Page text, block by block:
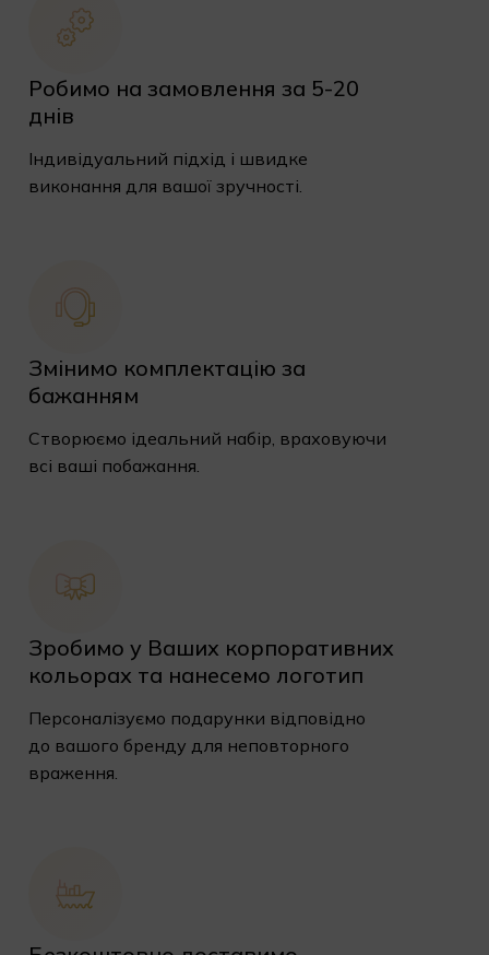
Робимо на замовлення за 5-20
днів
Індивідуальний підхід і швидке
виконання для вашої зручності.
Змінимо комплектацію за
бажанням
Створюємо ідеальний набір, враховуючи
всі ваші побажання.
Зробимо у Ваших корпоративних
кольорах та нанесемо логотип
Персоналізуємо подарунки відповідно
до вашого бренду для неповторного
враження.